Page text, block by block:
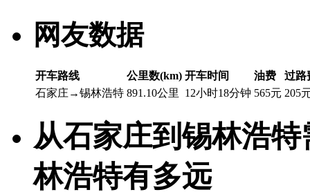
网友数据
开车路线 公里数(km) 开车时间 油费
过路
石家庄→锡林浩特 891.10公里 12小时18分钟 565元 205
从石家庄到锡林浩
林浩特有多远